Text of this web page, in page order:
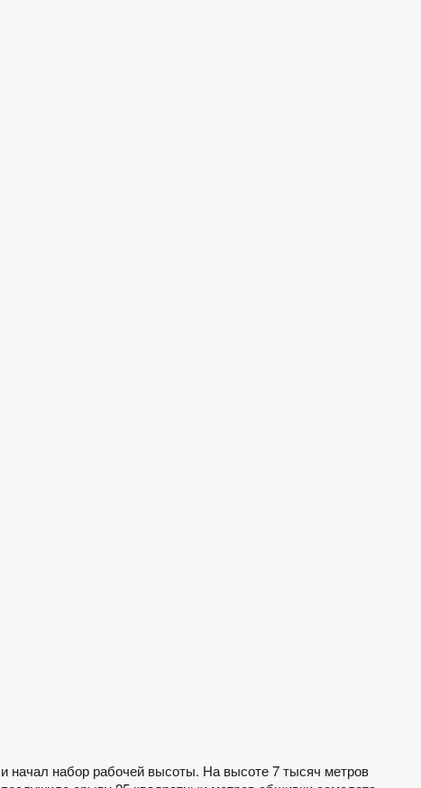
начал набор рабочей высоты. На высоте 7 тысяч метров